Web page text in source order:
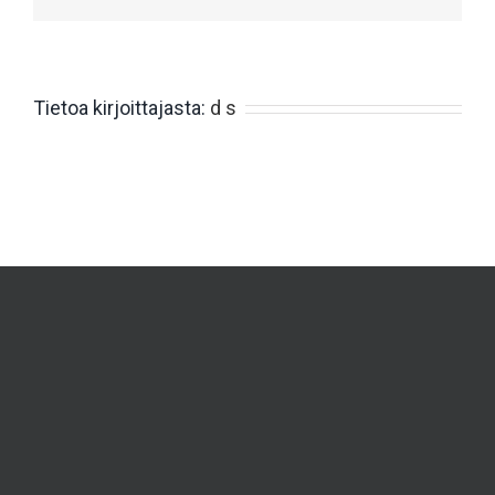
KL-Service
Tietoa kirjoittajasta: d s